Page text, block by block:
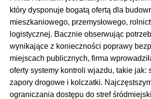
który dysponuje bogatą ofertą dla
mieszkaniowego, przemysłowego,
logistycznej. Bacznie obserwując
wynikające z konieczności poprawy
miejscach publicznych, firma
oferty systemy kontroli wjazdu, takie jak:
zapory drogowe i kolczatki.
ograniczania dostępu do stref